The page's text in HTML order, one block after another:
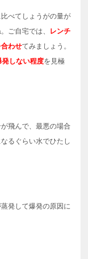
べてしょうがの量が
ご自宅では、
レンチ
わせてみましょう。
しない程度を見極
飛んで、最悪の場合
るぐらい水でひたし
発して爆発の原因に